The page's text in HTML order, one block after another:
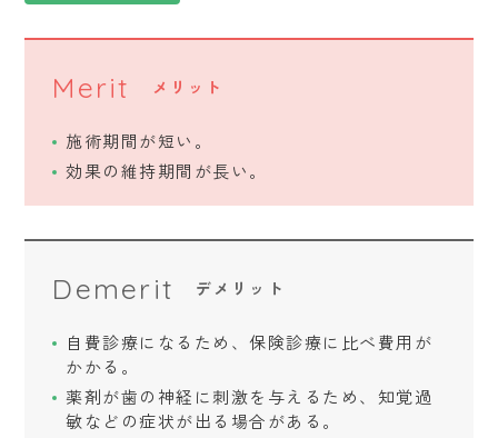
Merit メリット
施術期間が短い。
効果の維持期間が長い。
Demerit デメリット
自費診療になるため、保険診療に比べ費用が
かかる。
薬剤が歯の神経に刺激を与えるため、知覚過
敏などの症状が出る場合がある。